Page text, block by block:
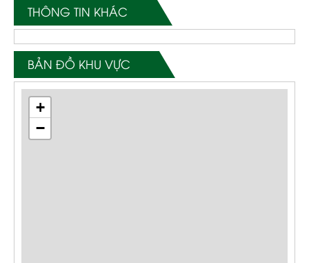
THÔNG TIN KHÁC
BẢN ĐỒ KHU VỰC
+
−